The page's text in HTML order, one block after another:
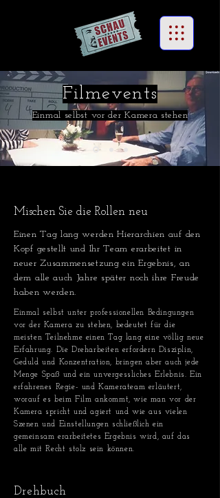
Filmevents
Einmal selbst vor der Kamera stehen
Mischen Sie die Rollen neu
Einen Tag lang werden Hierarchien auf den
Kopf gestellt und Ihr Team erarbeitet in
neuer Zusammensetzung ein Ergebnis, an
dem alle auch Jahre später noch ihre Freude
haben werden.
Einmal selbst unter professionellen Bedingungen
vor der Kamera zu stehen, bedeutet für die
meisten Teilnehme einen Tag lang eine völlig neue
Erfahrung. Die Dreharbeiten erfordern Disziplin,
Geduld und Konzentration, bringen aber auch jede
Menge Spaß und ein unvergessliches Erlebnis. Ein
erfahrenes Regie- und Kamerateam erläutert,
worauf es beim Film ankommt, wie man vor der
Kamera spricht und agiert und wie aus vielen
Szenen und Einstellungen schließlich ein
gemeinsam erarbeitetes Ergebnis wird, auf das
alle mit Recht stolz sein können.
Drehbuch